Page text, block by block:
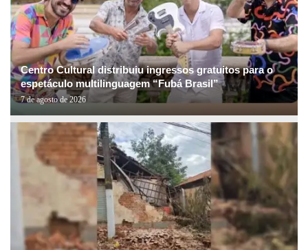
Centro Cultural distribuiu ingressos gratuitos para o
espetáculo multilinguagem “Fubá Brasil”
7 de agosto de 2026